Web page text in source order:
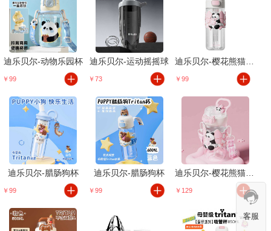
迪乐贝尔-动物乐园杯
￥99
迪乐贝尔-运动摇摇球
￥73
迪乐贝尔-樱花熊猫双饮杯
￥99
迪乐贝尔-腊肠狗杯
￥99
迪乐贝尔-腊肠狗杯
￥99
迪乐贝尔-樱花熊猫双饮杯
￥129
客服